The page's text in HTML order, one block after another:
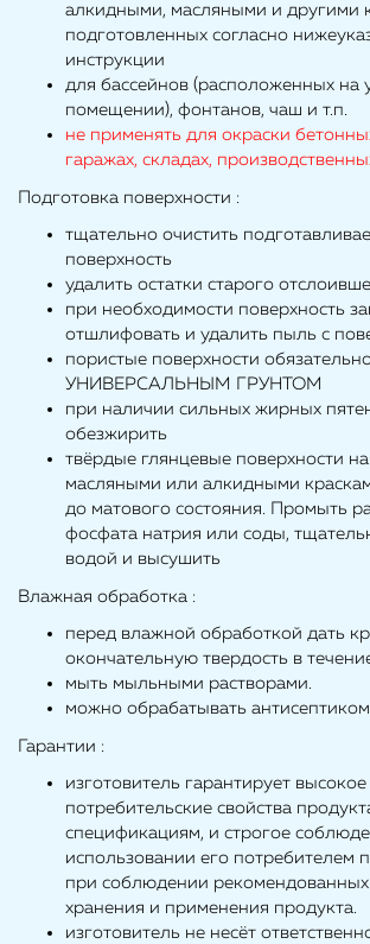
алкидными, масляными и другими
подготовленных согласно
инструкции
для бассейнов (расположенных на
помещении), фонтанов, чаш и т.п.
не применять для окраски
гаражах, складах,
Подготовка поверхности :
тщательно очистить
поверхность
удалить остатки старого
при необходимости поверхность
отшлифовать и удалить пыль с
пористые поверхности
УНИВЕРСАЛЬНЫМ ГРУНТОМ
при наличии сильных жирных
обезжирить
твёрдые глянцевые поверхности
масляными или алкидными
до матового состояния. Промыть
фосфата натрия или соды,
водой и высушить
Влажная обработка :
перед влажной обработкой дать
окончательную твердость в
мыть мыльными растворами.
можно обрабатывать
Гарантии :
изготовитель гарантирует высокое
потребительские свойства
спецификациям, и строгое
использовании его потребителем
при соблюдении
хранения и применения продукта.
изготовитель не несёт